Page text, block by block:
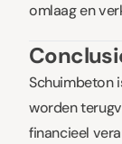
omlaag en
Schuimbeton
worden
financieel